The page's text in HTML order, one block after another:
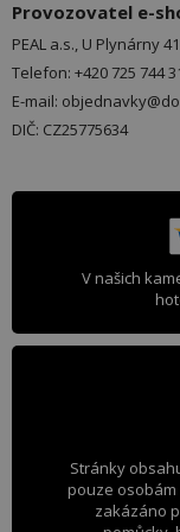
Provozovatel e-
PEAL a.s., U Plynárny
Telefon: +420 725 744
E-mail:
DIČ: CZ25775634
V našich
Stránky
pouze osobám
zakázáno